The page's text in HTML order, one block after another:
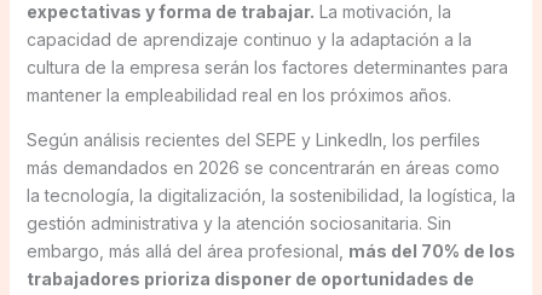
expectativas y forma de trabajar. La motivación, la
capacidad de aprendizaje continuo y la adaptación a la
cultura de la empresa serán los factores determinantes para
mantener la empleabilidad real en los próximos años.
Según análisis recientes del SEPE y LinkedIn, los perfiles
más demandados en 2026 se concentrarán en áreas como
la tecnología, la digitalización, la sostenibilidad, la logística, la
gestión administrativa y la atención sociosanitaria. Sin
embargo, más allá del área profesional, más del 70% de los
trabajadores prioriza disponer de oportunidades de